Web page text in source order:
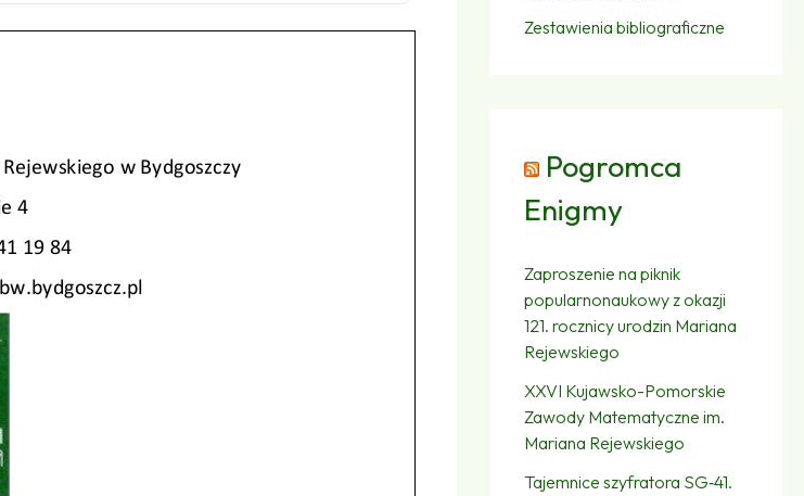
Zestawienia bibliograficzne
Pogromca
Enigmy
Zaproszenie na piknik
popularnonaukowy z okazji
121. rocznicy urodzin Mariana
Rejewskiego
XXVI Kujawsko-Pomorskie
Zawody Matematyczne im.
Mariana Rejewskiego
Tajemnice szyfratora SG‑41.